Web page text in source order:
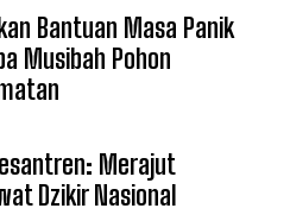
Bantuan Masa Panik
Musibah Pohon
Merajut
Dzikir Nasional